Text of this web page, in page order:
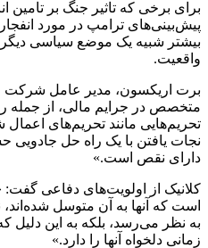
برای برخی که تاثیر جنگ بر تامین
پیش‌بینی‌های ترامپ در مورد
بیشتر شبیه یک موضع سیاسی دیگر
واقعیت.
برت اریکسون، مدیر عامل شرکت
متخصص در جرایم مالی، از جمله
تحریم‌هایی مانند تحریم‌های
نجات یافتن با یک راه حل
دارای نقص است.»
کلانیک از اولویت‌های دفاعی گفت:
است که آنها به آن متوسل
به نظر می‌رسد، بلکه به این
زمانی دلخواه آنها را دارد.»